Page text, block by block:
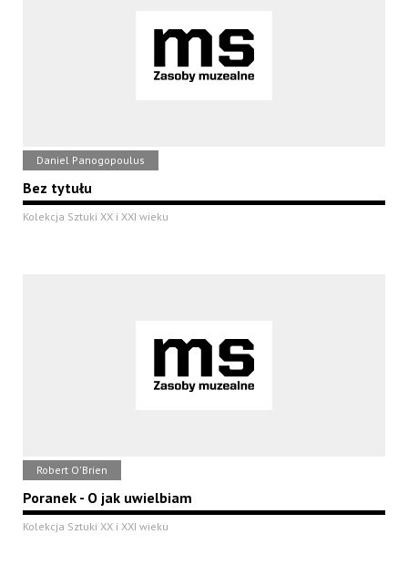
Daniel Panogopoulus
Bez tytułu
Kolekcja Sztuki XX i XXI wieku
Robert O'Brien
Poranek - O jak uwielbiam
Kolekcja Sztuki XX i XXI wieku